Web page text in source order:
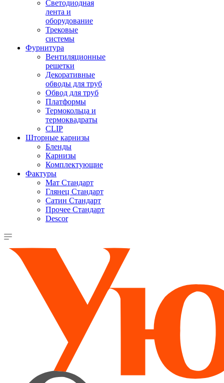
Светодиодная
лента и
оборудование
Трековые
системы
Фурнитура
Вентиляционные
решетки
Декоративные
обводы для труб
Обвод для труб
Платформы
Термокольца и
термоквадраты
CLIP
Шторные карнизы
Бленды
Карнизы
Комплектующие
Фактуры
Мат Стандарт
Глянец Стандарт
Сатин Стандарт
Прочее Стандарт
Descor